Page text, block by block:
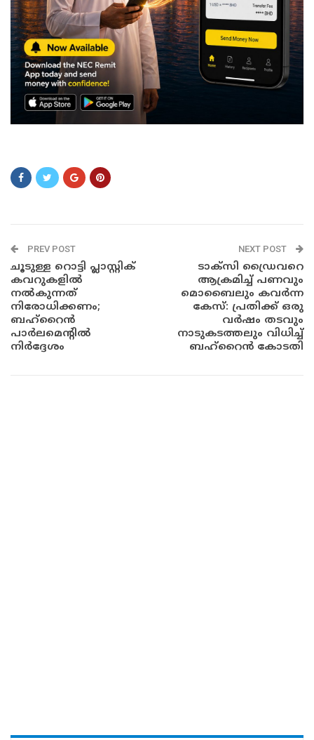
PREV POST
ചൂടുള്ള റൊട്ടി പ്ലാസ്റ്റിക്
കവറുകളിൽ
നൽകുന്നത്
നിരോധിക്കണം;
ബഹ്‌റൈൻ
പാർലമെന്റിൽ
നിർദ്ദേശം
NEXT POST
ടാക്സി ഡ്രൈവറെ
ആക്രമിച്ച് പണവും
മൊബൈലും കവർന്ന
കേസ്: പ്രതിക്ക് ഒരു
വർഷം തടവും
നാടുകടത്തലും വിധിച്ച്
ബഹ്‌റൈൻ കോടതി